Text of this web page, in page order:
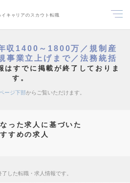
イキャリアのスカウト転職
収1400～1800万／規制産
事業立上げまで／法務統括
はすでに掲載が終了しておりま
す。
ージ下部からご覧いただけます。
った求人に基づいた
すめの求人
了した転職・求人情報です。